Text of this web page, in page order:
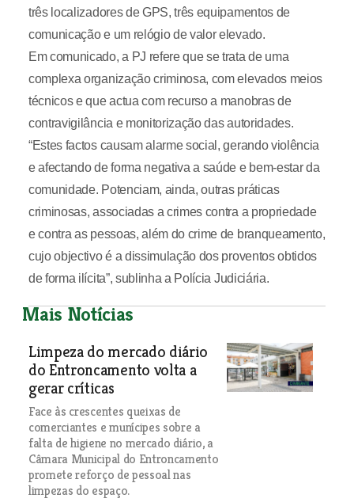
três localizadores de GPS, três equipamentos de
comunicação e um relógio de valor elevado.
Em comunicado, a PJ refere que se trata de uma
complexa organização criminosa, com elevados meios
técnicos e que actua com recurso a manobras de
contravigilância e monitorização das autoridades.
“Estes factos causam alarme social, gerando violência
e afectando de forma negativa a saúde e bem-estar da
comunidade. Potenciam, ainda, outras práticas
criminosas, associadas a crimes contra a propriedade
e contra as pessoas, além do crime de branqueamento,
cujo objectivo é a dissimulação dos proventos obtidos
de forma ilícita”, sublinha a Polícia Judiciária.
Mais Notícias
Limpeza do mercado diário
do Entroncamento volta a
gerar críticas
Face às crescentes queixas de
comerciantes e munícipes sobre a
falta de higiene no mercado diário, a
Câmara Municipal do Entroncamento
promete reforço de pessoal nas
limpezas do espaço.